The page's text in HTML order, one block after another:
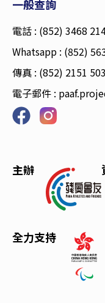
一般查詢
電話 : (852) 3468
Whatsapp : (852)
傳真 : (852) 2151
電子郵件 :
主辦
全力支持